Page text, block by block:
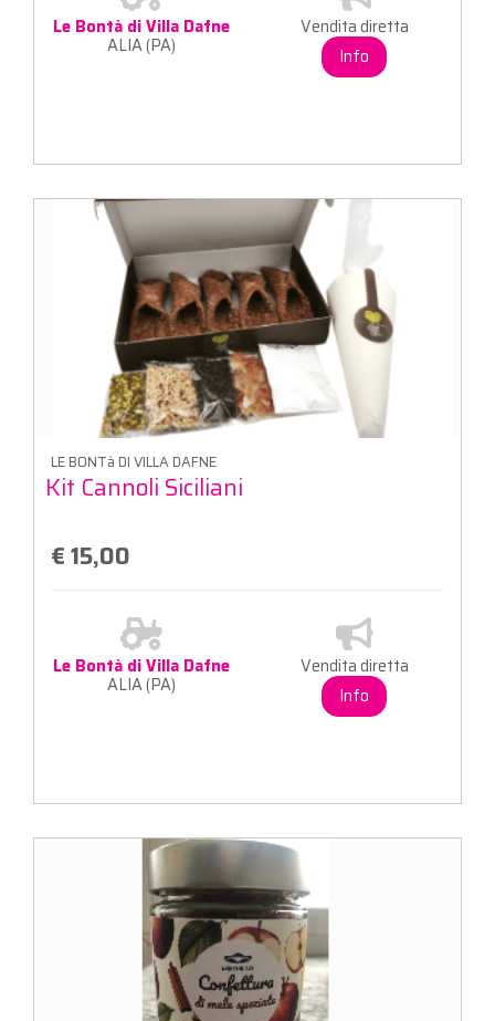
Le Bontà di Villa Dafne
ALIA (PA)
Vendita diretta
Info
LE BONTà DI VILLA DAFNE
Kit Cannoli Siciliani
€ 15,00
Le Bontà di Villa Dafne
ALIA (PA)
Vendita diretta
Info